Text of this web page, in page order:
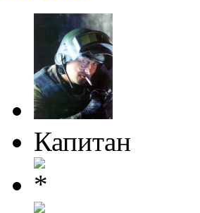
Капитан